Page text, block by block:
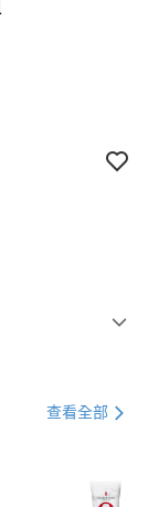
21家銀行
查看全部